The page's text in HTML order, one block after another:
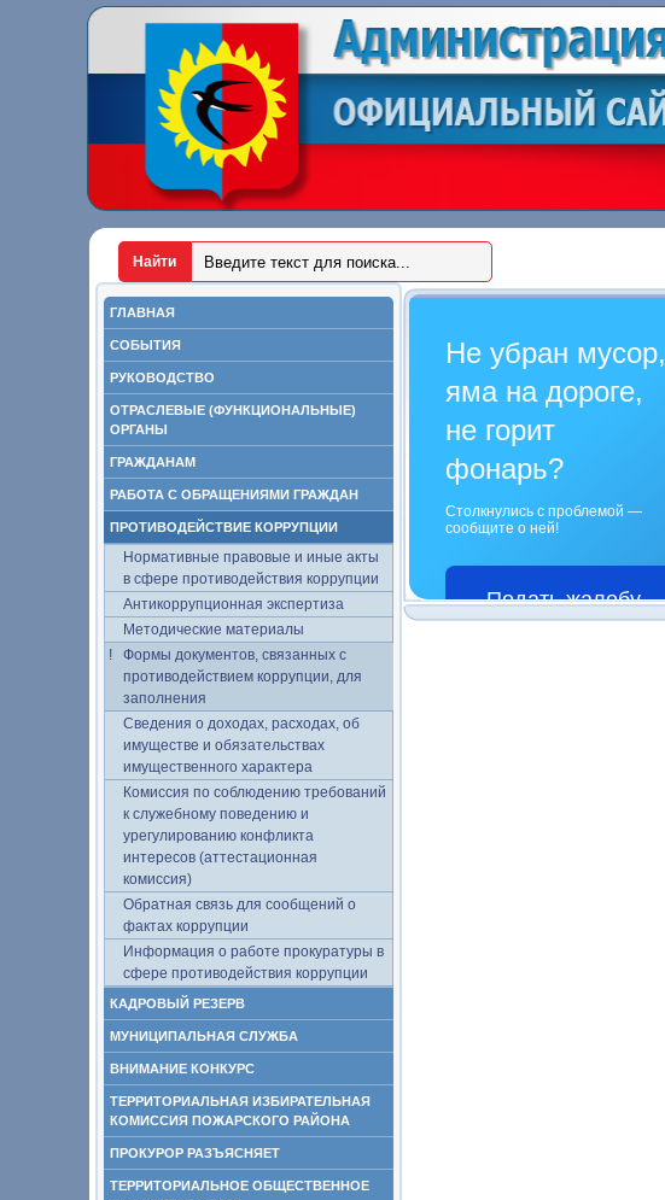
ГЛАВНАЯ
СОБЫТИЯ
РУКОВОДСТВО
ОТРАСЛЕВЫЕ (ФУНКЦИОНАЛЬНЫЕ)
ОРГАНЫ
ГРАЖДАНАМ
РАБОТА С ОБРАЩЕНИЯМИ ГРАЖДАН
ПРОТИВОДЕЙСТВИЕ КОРРУПЦИИ
Нормативные правовые и иные акты
в сфере противодействия коррупции
Антикоррупционная экспертиза
Методические материалы
Формы документов, связанных с
противодействием коррупции, для
заполнения
Сведения о доходах, расходах, об
имуществе и обязательствах
имущественного характера
Комиссия по соблюдению требований
к служебному поведению и
урегулированию конфликта
интересов (аттестационная
комиссия)
Обратная связь для сообщений о
фактах коррупции
Информация о работе прокуратуры в
сфере противодействия коррупции
КАДРОВЫЙ РЕЗЕРВ
МУНИЦИПАЛЬНАЯ СЛУЖБА
ВНИМАНИЕ КОНКУРС
ТЕРРИТОРИАЛЬНАЯ ИЗБИРАТЕЛЬНАЯ
КОМИССИЯ ПОЖАРСКОГО РАЙОНА
ПРОКУРОР РАЗЪЯСНЯЕТ
ТЕРРИТОРИАЛЬНОЕ ОБЩЕСТВЕННОЕ
Не убран мусор,
яма на дороге,
не горит
фонарь?
Столкнулись с проблемой —
сообщите о ней!
Подать жалобу